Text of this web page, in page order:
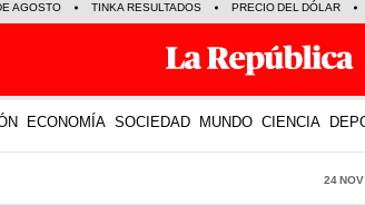
AGOSTO TINKA RESULTADOS PRECIO DEL DÓLAR
ECONOMÍA SOCIEDAD MUNDO CIENCIA
24 Nov